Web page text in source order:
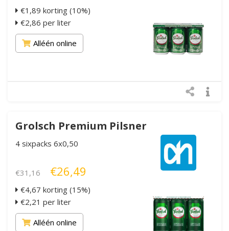
€1,89 korting (10%)
€2,86 per liter
Alléén online
Grolsch Premium Pilsner
4 sixpacks 6x0,50
€31,16 €26,49
€4,67 korting (15%)
€2,21 per liter
Alléén online